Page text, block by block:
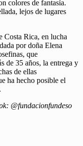
colores de fantasía.
lejos de lugares
Costa Rica, en lucha
por doña Elena
que
de 35 años, la entrega y
de ellas
ha hecho posible el
@fundacionfundeso